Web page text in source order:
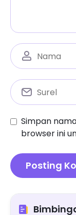
Simpan
browser ini